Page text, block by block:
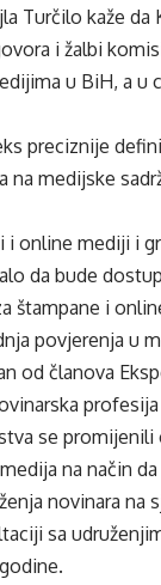
Turčilo kaže
i žalbi
u BiH, a
preciznije
na medijske
i online mediji i
da bude
štampane i
povjerenja u
od članova
se
na način
novinara na
sa